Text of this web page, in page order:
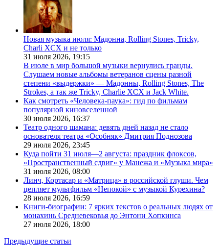
Новая музыка июля: Мадонна, Rolling Stones, Tricky,
Charli XCX и не только
31 июля 2026, 19:15
В июле в мир большой музыки вернулись гранды.
Слушаем новые альбомы ветеранов сцены разной
степени «выдержки» — Мадонны, Rolling Stones, The
Strokes, а так же Tricky, Charlie XCX и Jack White.
Как смотреть «Человека-паука»: гид по фильмам
популярной киновселенной
30 июля 2026, 16:37
Театр одного шамана: девять дней назад не стало
основателя театра «Особняк» Дмитрия Поднозова
29 июля 2026, 23:45
Куда пойти 31 июля—2 августа: праздник флоксов,
«Пространственный сдвиг» у Манежа и «Музыка мира»
31 июля 2026, 08:00
Линч, Кортасар и «Матрица» в российской глуши. Чем
цепляет мультфильм «Непокой» с музыкой Курехина?
28 июля 2026, 16:59
Книги-биографии: 7 ярких текстов о реальных людях от
монахинь Средневековья до Энтони Хопкинса
27 июля 2026, 18:00
Предыдущие статьи